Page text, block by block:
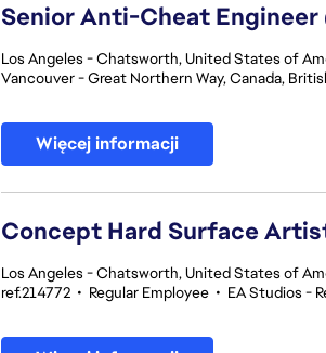
Senior Anti-Cheat
Los Angeles - Chatsworth, United States of
Vancouver - Great Northern Way, Canada,
Więcej informacji
Concept Hard Surface
Los Angeles - Chatsworth, United States of
ref.214772 • Regular Employee • EA Studios -